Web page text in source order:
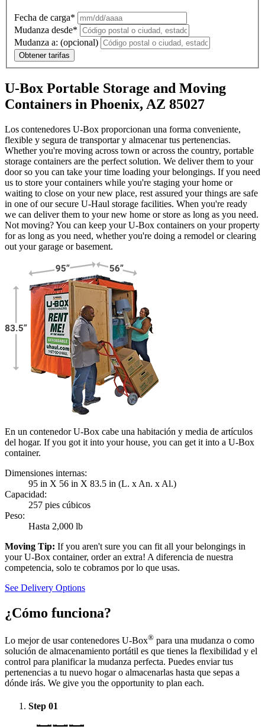
Fecha de carga*
Mudanza desde*
Mudanza a: (opcional)
Obtener tarifas
U-Box Portable Storage and Moving
Containers in Phoenix, AZ 85027
Los contenedores U-Box proporcionan una forma conveniente,
flexible y segura de transportar y almacenar tus pertenencias.
Whether you're moving across town or across the country, portable
storage containers are the perfect solution. We deliver them to your
door so you can take your time loading your belongings. If you need
us to store your containers while you're staging your home or
waiting to close on your new place, rest assured your things are safe
in one of our secure U-Haul storage facilities. When you're ready
we can deliver them to your new home or store as long as you need.
Not moving? You can keep yourU-Box containers on your property
for as long as you need, whether you're doing a remodel or clearing
out your garage or basement.
En un contenedor U-Box cabe una habitación y media de artículos
del hogar. If you got it into your house, you can get it into a U-Box
container.
Dimensiones internas:
95 in X 56 in X 83.5 in (L. x An. x Al.)
Capacidad:
257 pies cúbicos
Peso:
Hasta 2,000 lb
Moving Tip: If you aren't sure you can fit all your belongings in
yourU-Box container, order an extra! A diferencia de nuestra
competencia, solo te cobramos por lo que usas.
See Delivery Options
¿Cómo funciona?
Lo mejor de usar contenedores U-Box® para una mudanza o como
solución de almacenamiento portátil es que tienes la flexibilidad y el
control para planificar la mudanza perfecta. Puedes enviar tus
pertenencias a tu nuevo hogar o almacenarlas hasta que sepas a
dónde irás. We give you the opportunity to plan each.
Step 01